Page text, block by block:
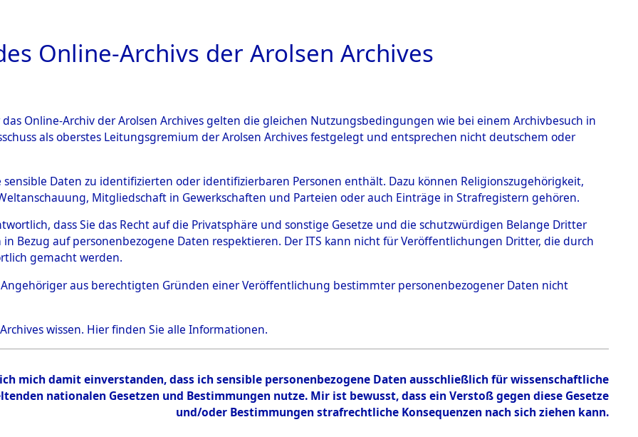
PERSONENINDEX PERSON
DERENDINGER, HENRI
Frankreich
39405
Online-Archivs der Arolsen Archives
Online-Archiv der Arolsen Archives gelten die gleichen Nutzungsbedingungen wie bei einem Archivbesuch in
als oberstes Leitungsgremium der Arolsen Archives festgelegt und entsprechen nicht deutschem oder
sensible Daten zu identifizierten oder identifizierbaren Personen enthält. Dazu können Religionszugehörigkeit,
Mitgliedschaft in Gewerkschaften und Parteien oder auch Einträge in Strafregistern gehören.
dass Sie das Recht auf die Privatsphäre und sonstige Gesetze und die schutzwürdigen Belange Dritter
Bezug auf personenbezogene Daten respektieren. Der ITS kann nicht für Veröffentlichungen Dritter, die durch
gemacht werden.
Angehöriger aus berechtigten Gründen einer Veröffentlichung bestimmter personenbezogener Daten nicht
wissen. Hierfinden Sie alle Informationen.
mich damit einverstanden, dass ich sensible personenbezogene Daten ausschließlich für wissenschaftliche
nationalen Gesetzen und Bestimmungen nutze. Mir ist bewusst, dass ein Verstoß gegen diese Gesetze
und/oder Bestimmungen strafrechtliche Konsequenzen nach sich ziehen kann.